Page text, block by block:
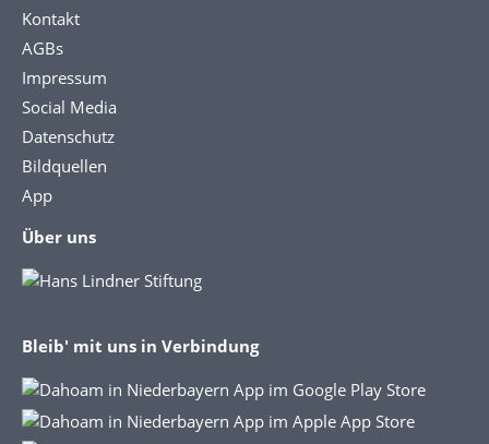
Kontakt
AGBs
Impressum
Social Media
Datenschutz
Bildquellen
App
Über uns
Bleib' mit uns in Verbindung